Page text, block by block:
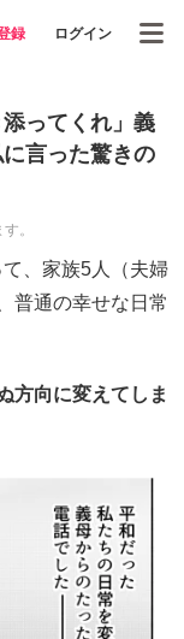
録 ログイン
ってくれ」義
言った驚きの
。
、家族5人（夫婦
普通の幸せな日常
方向に変えてしま